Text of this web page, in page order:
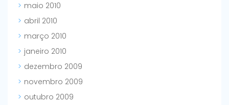
maio 2010
abril 2010
março 2010
janeiro 2010
dezembro 2009
novembro 2009
outubro 2009